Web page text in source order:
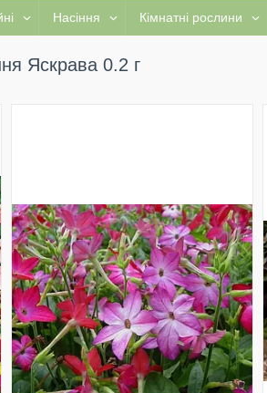
Насіння Кімнатні рослини
Яскрава 0.2 г